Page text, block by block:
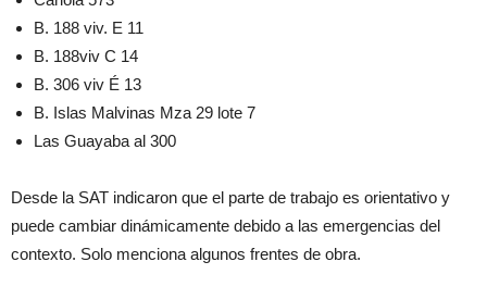
B. 188 viv. E 11
B. 188viv C 14
B. 306 viv É 13
B. Islas Malvinas Mza 29 lote 7
Las Guayaba al 300
Desde la SAT indicaron que el parte de trabajo es orientativo y
puede cambiar dinámicamente debido a las emergencias del
contexto. Solo menciona algunos frentes de obra.